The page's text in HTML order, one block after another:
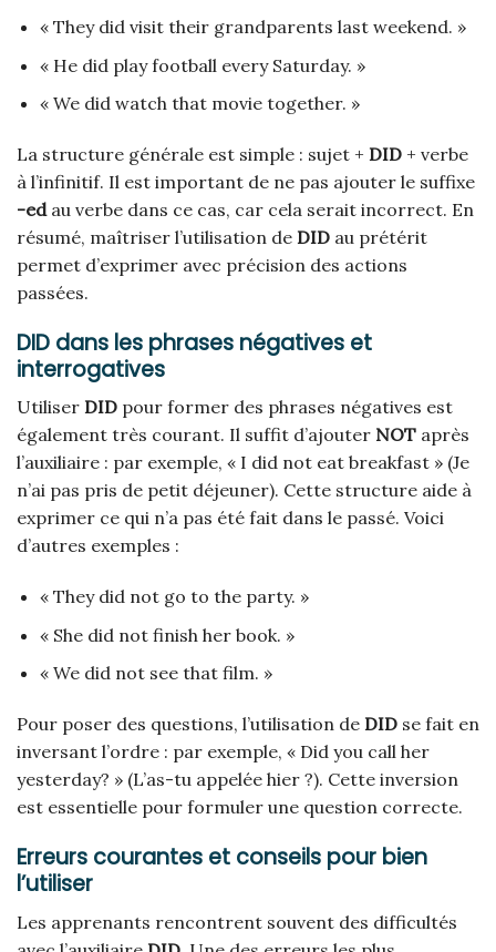
« They did visit their grandparents last weekend. »
« He did play football every Saturday. »
« We did watch that movie together. »
La structure générale est simple : sujet + DID + verbe
à l’infinitif. Il est important de ne pas ajouter le suffixe
-edau verbe dans ce cas, car cela serait incorrect. En
résumé, maîtriser l’utilisation de DID au prétérit
permet d’exprimer avec précision des actions
passées.
DID dans les phrases négatives et
interrogatives
Utiliser DID pour former des phrases négatives est
également très courant. Il suffit d’ajouter NOT après
l’auxiliaire : par exemple, « I did not eat breakfast » (Je
n’ai pas pris de petit déjeuner). Cette structure aide à
exprimer ce qui n’a pas été fait dans le passé. Voici
d’autres exemples :
« They did not go to the party. »
« She did not finish her book. »
« We did not see that film. »
Pour poser des questions, l’utilisation de DID se fait en
inversant l’ordre : par exemple, « Did you call her
yesterday? » (L’as-tu appelée hier ?). Cette inversion
est essentielle pour formuler une question correcte.
Erreurs courantes et conseils pour bien
l’utiliser
Les apprenants rencontrent souvent des difficultés